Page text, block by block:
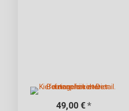
49,00 € *